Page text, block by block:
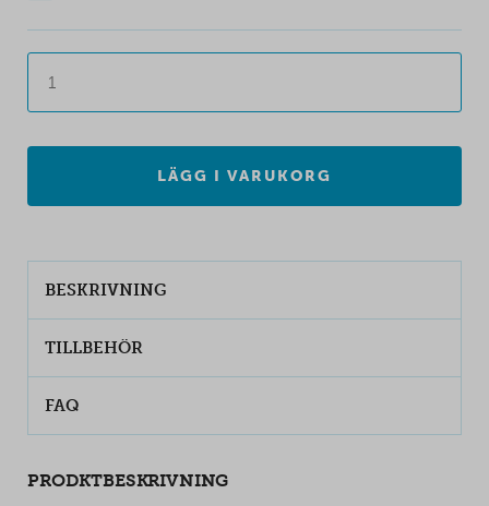
LÄGG I VARUKORG
BESKRIVNING
TILLBEHÖR
FAQ
PRODKTBESKRIVNING